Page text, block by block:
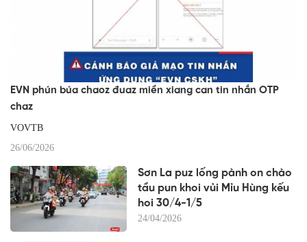
EVN phún búa chaoz đuaz miền xiang can tin nhắn OTP
chaz
VOVTB
26/06/2026
Sơn La puz lống pành on chào
tầu pun khoi vủi Mỉu Hùng kếu
hoi 30/4-1/5
24/04/2026